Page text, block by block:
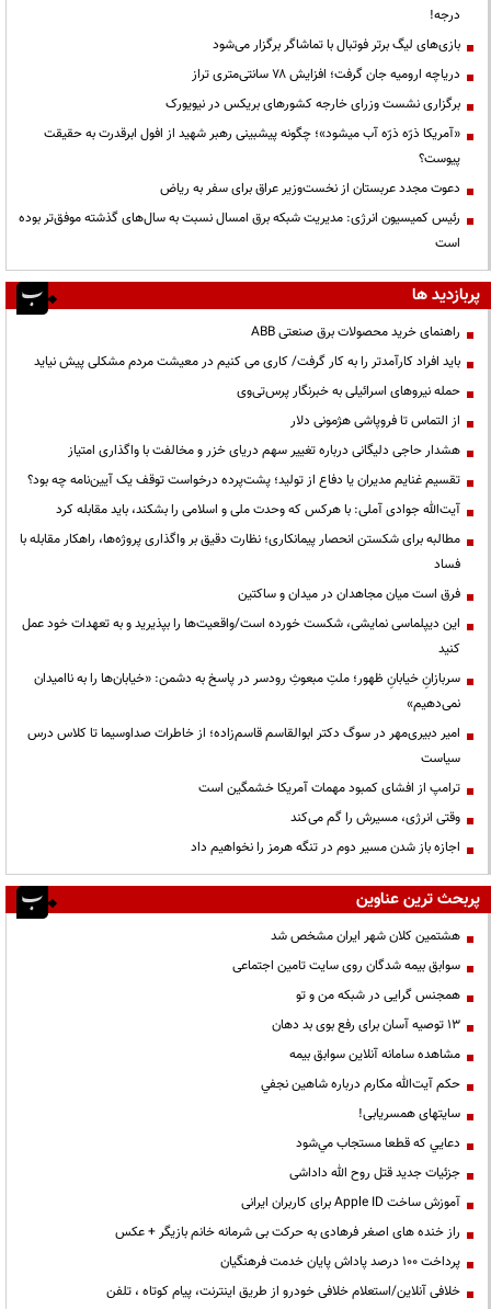
درجه!
بازی‌های لیگ برتر فوتبال با تماشاگر برگزار می‌شود
دریاچه ارومیه جان گرفت؛ افزایش ۷۸ سانتی‌متری تراز
برگزاری نشست وزرای خارجه کشورهای بریکس در نیویورک
«آمریکا ذرّه ذرّه آب میشود»؛ چگونه پیشبینی رهبر شهید از افول ابرقدرت به حقیقت
پیوست؟
دعوت مجدد عربستان از نخست‌وزیر عراق برای سفر به ریاض
رئیس کمیسیون انرژی: مدیریت شبکه برق امسال نسبت به سال‌های گذشته موفق‌تر بوده
است
پربازدید ها
راهنمای خرید محصولات برق صنعتی ABB
باید افراد کارآمدتر را به کار گرفت/ کاری می کنیم در معیشت مردم مشکلی پیش نیاید
حمله نیروهای اسرائیلی به خبرنگار پرس‌تی‌وی
از التماس تا فروپاشی هژمونی دلار
هشدار حاجی دلیگانی درباره تغییر سهم دریای خزر و مخالفت با واگذاری امتیاز
تقسیم غنایم مدیران یا دفاع از تولید؛ پشت‌پرده درخواست توقف یک آیین‌نامه چه بود؟
آیت‌الله جوادی آملی: با هرکس که وحدت ملی و اسلامی را بشکند، باید مقابله کرد
مطالبه برای شکستن انحصار پیمانکاری؛ نظارت دقیق بر واگذاری پروژه‌ها، راهکار مقابله با
فساد
فرق است میان مجاهدان در میدان و ساکتین
این دیپلماسی نمایشی، شکست خورده است/واقعیت‌ها را بپذیرید و به تعهدات خود عمل
کنید
سربازانِ خیابانِ ظهور؛ ملتِ مبعوثِ رودسر در پاسخ به دشمن: «خیابان‌ها را به ناامیدان
نمی‌دهیم»
امیر دبیری‌مهر در سوگ دکتر ابوالقاسم قاسم‌زاده؛ از خاطرات صداوسیما تا کلاس درس
سیاست
ترامپ از افشای کمبود مهمات آمریکا خشمگین است
وقتی انرژی، مسیرش را گم می‌کند
اجازه باز شدن مسیر دوم در تنگه هرمز را نخواهیم داد
پربحث ترین عناوین
هشتمین کلان شهر ایران مشخص شد
سوابق بیمه شدگان روی سایت تامین اجتماعی
همجنس گرایی در شبکه من و تو
13 توصیه آسان برای رفع بوی بد دهان
مشاهده سامانه آنلاين سوابق بیمه
حكم آيت‌الله مكارم درباره شاهين نجفي
سایتهای همسریابی!
دعايي كه قطعا مستجاب مي‌شود
جزئیات جدید قتل روح الله داداشی
آموزش ساخت Apple ID برای کاربران ایرانی
راز خنده های اصغر فرهادی به حرکت بی شرمانه خانم بازیگر + عکس
پرداخت ۱۰۰ درصد پاداش پایان خدمت فرهنگیان
خلافی آنلاین/استعلام خلافی خودرو از طریق اینترنت، پیام کوتاه ، تلفن